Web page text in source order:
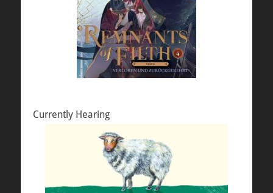
Currently Hearing